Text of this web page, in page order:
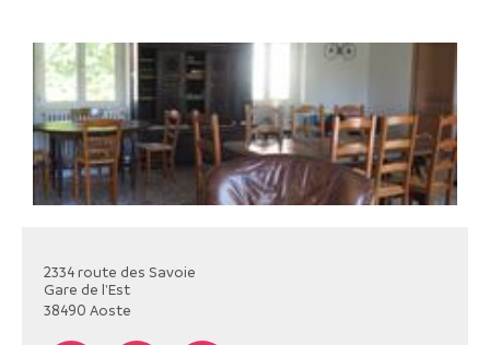
2334 route des Savoie
Gare de l'Est
38490 Aoste